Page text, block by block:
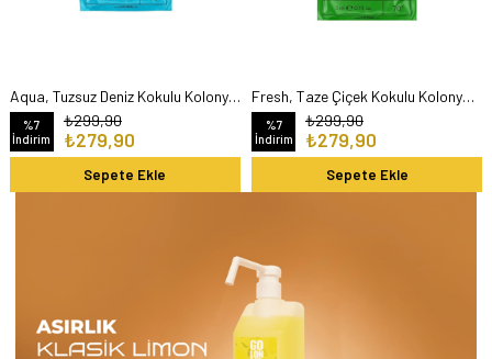
Aqua, Tuzsuz Deniz Kokulu Kolonyalı Mendil 90'lı
%7
İndirim
₺279,90
₺299,90
Sepete Ekle
Fresh, Taze Çiçek Kokulu Kolonyalı Mendil 90'lı
%7
İndirim
₺279,90
₺299,90
Sepete Ekle